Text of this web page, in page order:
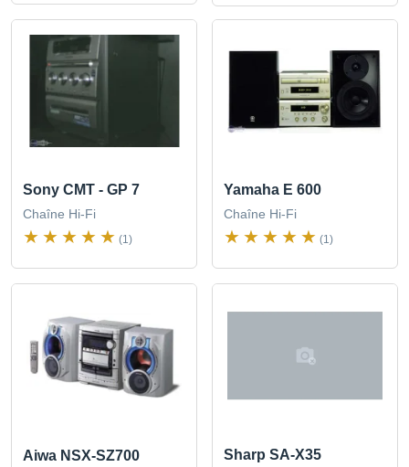
Sony CMT - GP 7
Chaîne Hi-Fi
(1)
Yamaha E 600
Chaîne Hi-Fi
(1)
Aiwa NSX-SZ700 Sharp SA-X35